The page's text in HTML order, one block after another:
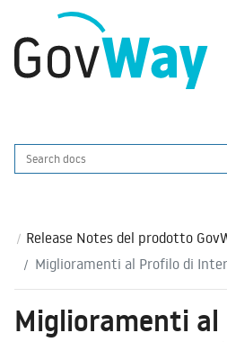
Release Notes del prodotto
Miglioramenti al Profilo di
Miglioramenti